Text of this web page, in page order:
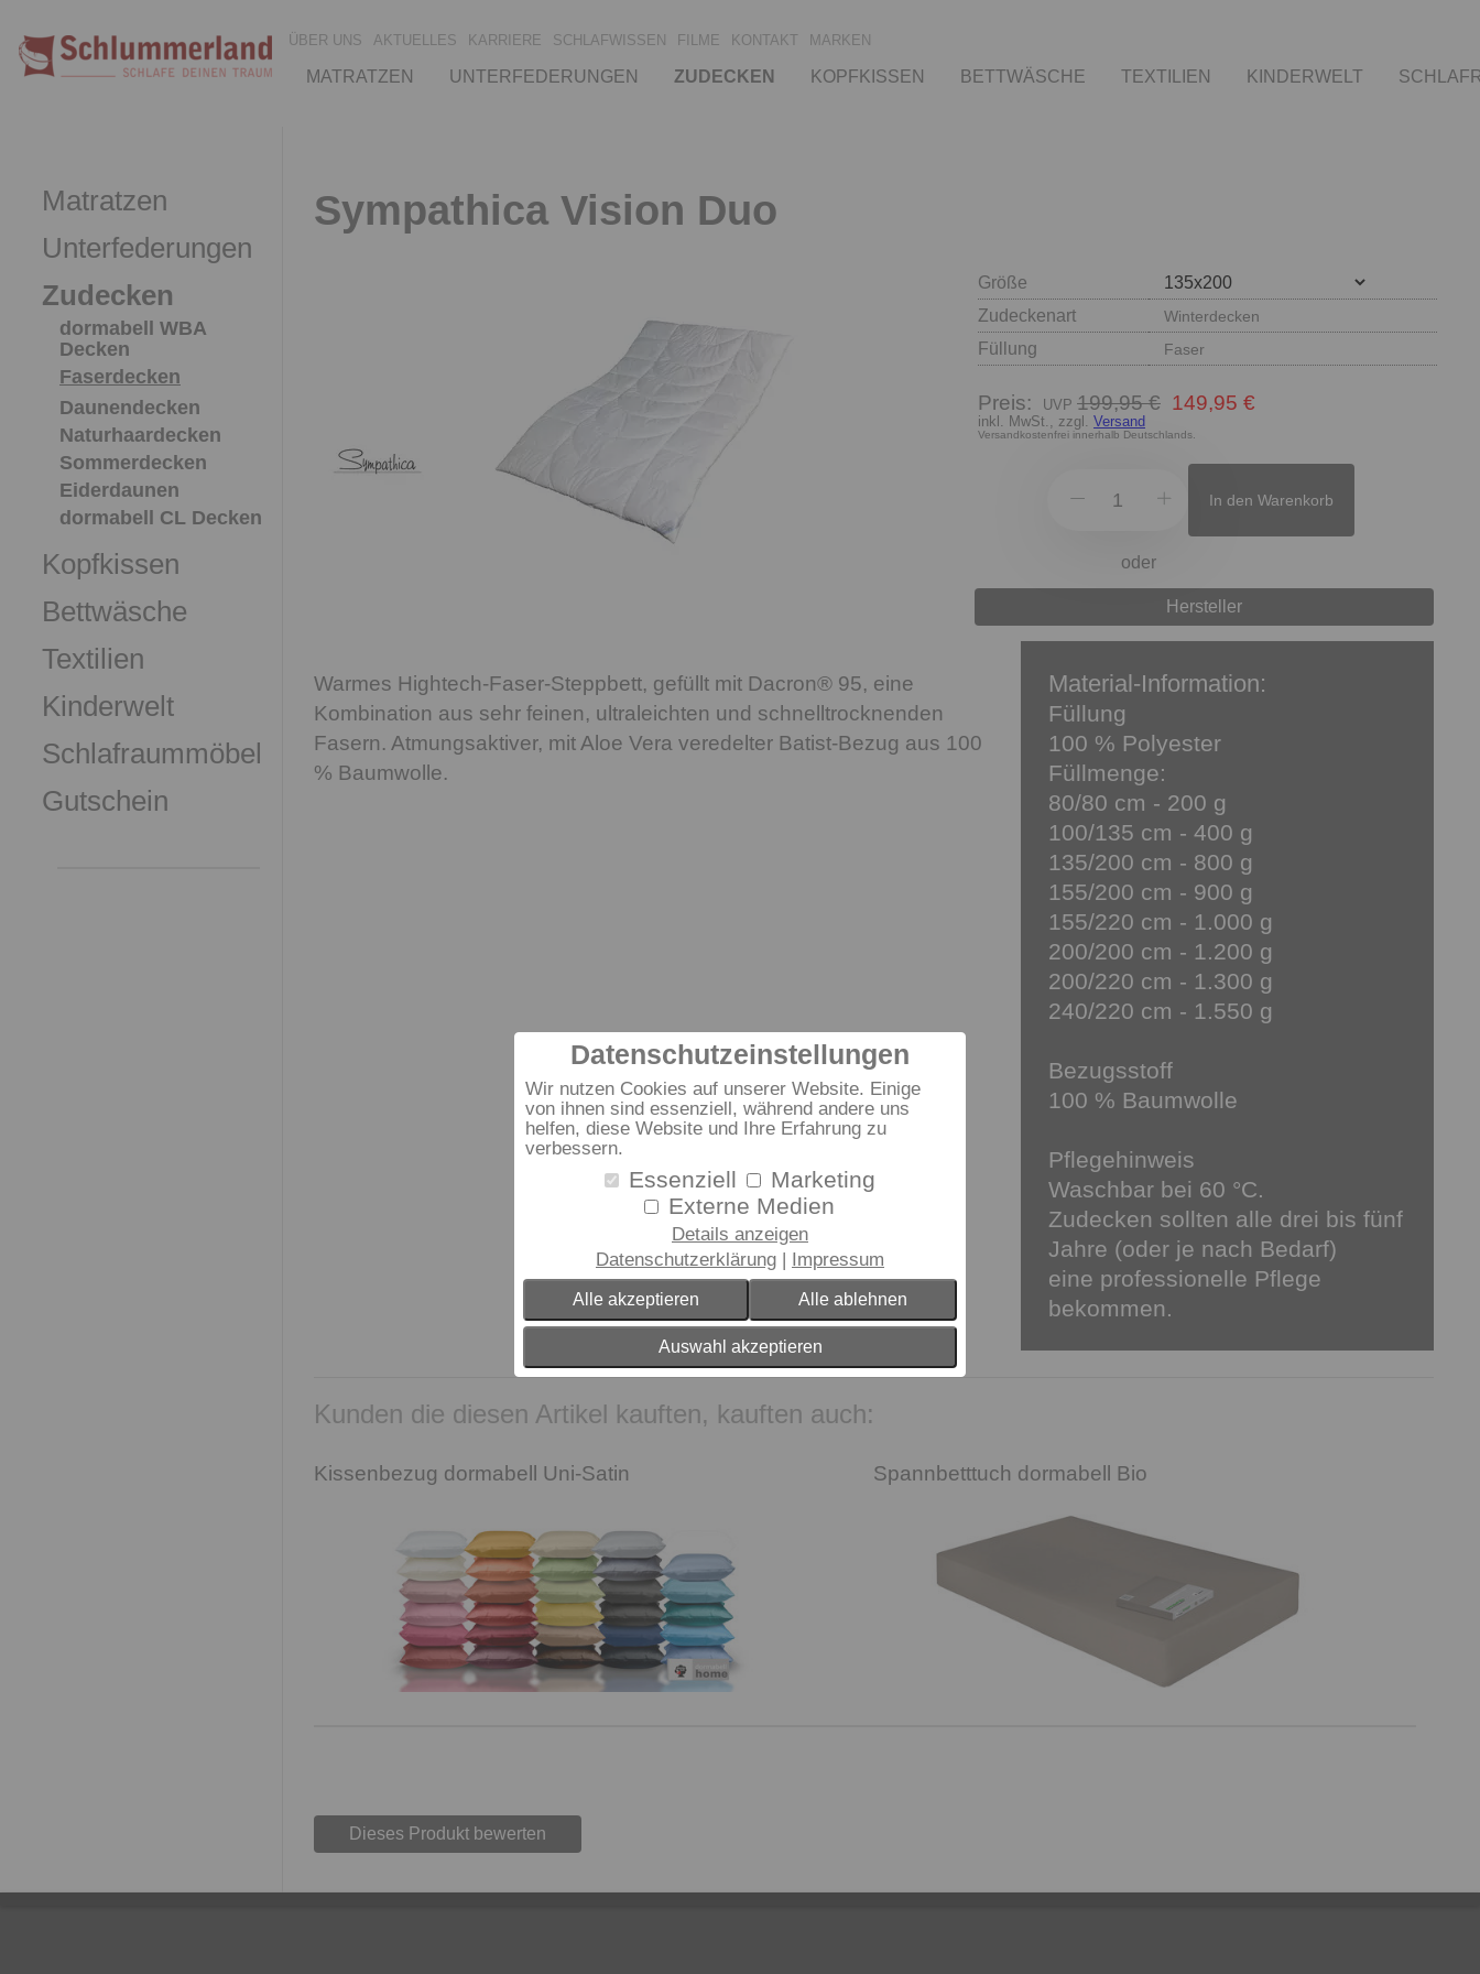
Datenschutzeinstellungen
Wir nutzen Cookies auf unserer Website. Einige
von ihnen sind essenziell, während andere uns
helfen, diese Website und Ihre Erfahrung zu
verbessern.
Essenziell
Marketing
Externe Medien
Details anzeigen
Datenschutzerklärung
Impressum
Alle akzeptieren Alle ablehnen
Auswahl akzeptieren
ÜBER UNS AKTUELLES KARRIERE SCHLAFWISSEN FILME KONTAKT MARKEN
MATRATZEN UNTERFEDERUNGEN ZUDECKEN KOPFKISSEN BETTWÄSCHE TEXTILIEN KINDERWELT
Matratzen
Unterfederungen
Zudecken
dormabell WBA
Decken
Faserdecken
Daunendecken
Naturhaardecken
Sommerdecken
Eiderdaunen
dormabell CL Decken
Kopfkissen
Bettwäsche
Textilien
Kinderwelt
Schlafraummöbel
Gutschein
Sympathica Vision Duo
Größe
Zudeckenart
Winterdecken
Füllung Faser
Preis: 199,95 € 149,95 €
inkl. MwSt., zzgl. Versand
Versandkostenfrei innerhalb Deutschlands.
In den Warenkorb
oder
Hersteller
Warmes Hightech-Faser-Steppbett, gefüllt mit Dacron® 95, eine
Kombination aus sehr feinen, ultraleichten und schnelltrocknenden
Fasern. Atmungsaktiver, mit Aloe Vera veredelter Batist-Bezug aus 100
% Baumwolle.
Material-Information:
Füllung
100 % Polyester
Füllmenge:
80/80 cm - 200 g
100/135 cm - 400 g
135/200 cm - 800 g
155/200 cm - 900 g
155/220 cm - 1.000 g
200/200 cm - 1.200 g
200/220 cm - 1.300 g
240/220 cm - 1.550 g
Bezugsstoff
100 % Baumwolle
Pflegehinweis
Waschbar bei 60 °C.
Zudecken sollten alle drei bis fünf
Jahre (oder je nach Bedarf)
eine professionelle Pflege
bekommen.
Kunden die diesen Artikel kauften, kauften auch:
Kissenbezug dormabell Uni-Satin Spannbetttuch dormabell Bio
Dieses Produkt bewerten